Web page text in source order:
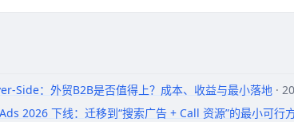
Side：外贸B2B是否值得上？成本、收益与最小落地 ·
2026 下线：迁移到“搜索广告 + Call 资源”的最小可行